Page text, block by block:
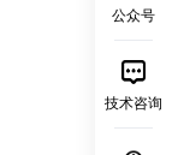
公众号
技术咨询